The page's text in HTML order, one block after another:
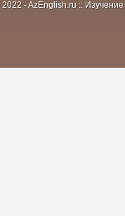
2022 - AzEnglish.ru ::